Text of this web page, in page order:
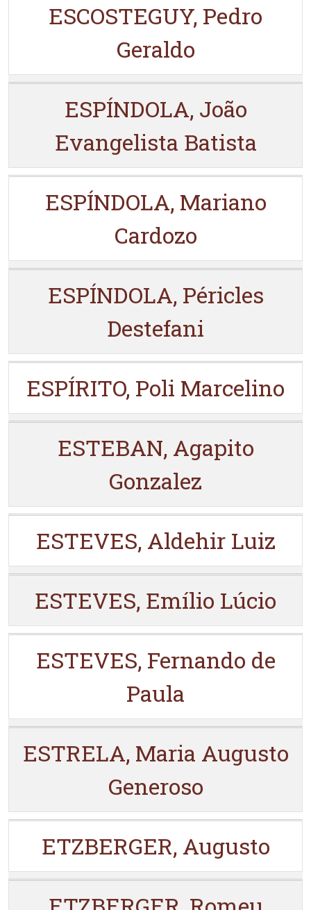
ESCOSTEGUY, Pedro
Geraldo
ESPÍNDOLA, João
Evangelista Batista
ESPÍNDOLA, Mariano
Cardozo
ESPÍNDOLA, Péricles
Destefani
ESPÍRITO, Poli Marcelino
ESTEBAN, Agapito
Gonzalez
ESTEVES, Aldehir Luiz
ESTEVES, Emílio Lúcio
ESTEVES, Fernando de
Paula
ESTRELA, Maria Augusto
Generoso
ETZBERGER, Augusto